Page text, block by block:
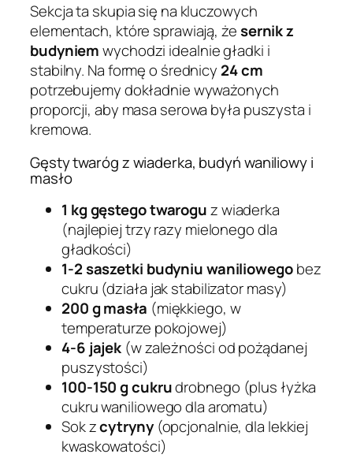
Sekcja ta skupia się na kluczowych
elementach, które sprawiają, żesernik z
budyniemwychodzi idealnie gładki i
stabilny. Na formę o średnicy 24 cm
potrzebujemy dokładnie wyważonych
proporcji, aby masa serowa była puszysta i
kremowa.
Gęsty twaróg z wiaderka, budyń waniliowy i
masło
1 kg gęstego twaroguz wiaderka
(najlepiej trzy razy mielonego dla
gładkości)
1-2 saszetki budyniu waniliowegobez
cukru (działa jak stabilizator masy)
200 g masła (miękkiego, w
temperaturze pokojowej)
4-6 jajek (w zależności od pożądanej
puszystości)
100-150 g cukrudrobnego (plus łyżka
cukru waniliowego dla aromatu)
Sok zcytryny(opcjonalnie, dla lekkiej
kwaskowatości)